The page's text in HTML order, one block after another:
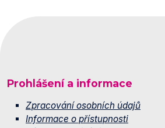
Prohlášení a informace
Zpracování osobních údajů
Informace o přístupnosti